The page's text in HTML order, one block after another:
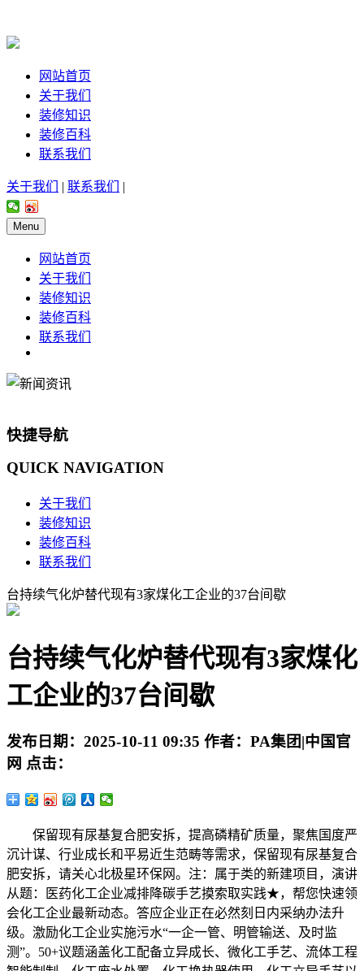
网站首页
关于我们
装修知识
装修百科
联系我们
关于我们 | 联系我们 |
Menu
网站首页
关于我们
装修知识
装修百科
联系我们
快捷导航
QUICK NAVIGATION
关于我们
装修知识
装修百科
联系我们
台持续气化炉替代现有3家煤化工企业的37台间歇
台持续气化炉替代现有3家煤化
工企业的37台间歇
发布日期： 2025-10-11 09:35 作者： PA集团|中国官
网 点击：
保留现有尿基复合肥安拆，提高磷精矿质量，聚焦国度严
沉计谋、行业成长和平易近生范畴等需求，保留现有尿基复合
肥安拆，请关心北极星环保网。注：属于类的新建项目，演讲
从题：医药化工企业减排降碳手艺摸索取实践★，帮您快速领
会化工企业最新动态。答应企业正在必然刻日内采纳办法升
级。激励化工企业实施污水“一企一管、明管输送、及时监
测”。50+议题涵盖化工配备立异成长、微化工手艺、流体工程